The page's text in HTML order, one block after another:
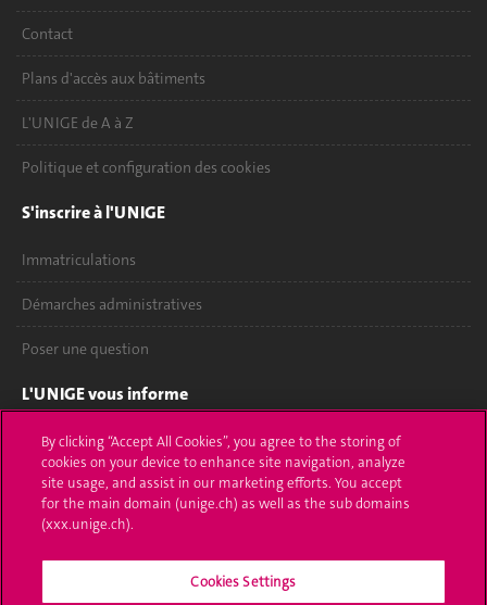
Contact
Plans d'accès aux bâtiments
L'UNIGE de A à Z
Politique et configuration des cookies
S'inscrire à l'UNIGE
Immatriculations
Démarches administratives
Poser une question
L'UNIGE vous informe
UNIGE Mobile
Médias
Offres d'emploi
By clicking “Accept All Cookies”, you agree to the storing of
cookies on your device to enhance site navigation, analyze
site usage, and assist in our marketing efforts. You accept
for the main domain (unige.ch) as well as the sub domains
(xxx.unige.ch).
Cookies Settings